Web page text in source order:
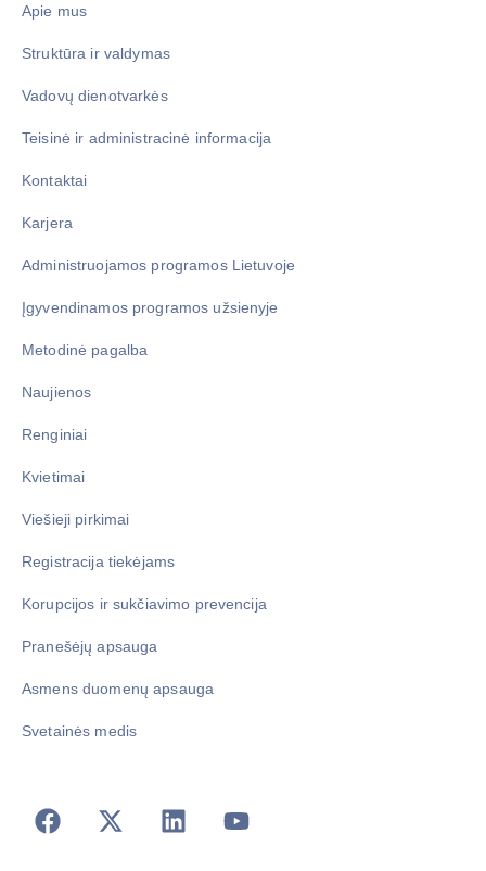
Apie mus
Struktūra ir valdymas
Vadovų dienotvarkės
Teisinė ir administracinė informacija
Kontaktai
Karjera
Administruojamos programos Lietuvoje
Įgyvendinamos programos užsienyje
Metodinė pagalba
Naujienos
Renginiai
Kvietimai
Viešieji pirkimai
Registracija tiekėjams
Korupcijos ir sukčiavimo prevencija
Pranešėjų apsauga
Asmens duomenų apsauga
Svetainės medis